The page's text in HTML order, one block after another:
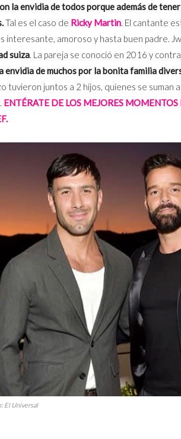
la envidia de todos porque además de
Tal es el caso de Ricky Martin . El cantante
interesante, amoroso y hasta buen padre.
suiza . La pareja se conoció en 2016 y
envidia de muchos por la bonita familia
tuvieron juntos a 2 hijos, quienes se suman
ENTÉRATE DE LOS MEJORES
El Universal